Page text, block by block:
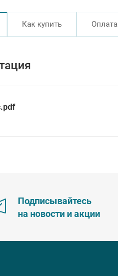
Как купить Оплата
Подписывайтесь
на новости и акции